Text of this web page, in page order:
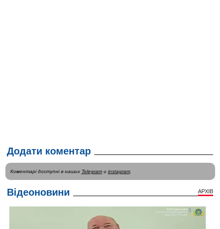
Додати коментар
Коментарі доступні в наших Telegramи instagram.
Відеоновини АРХІВ